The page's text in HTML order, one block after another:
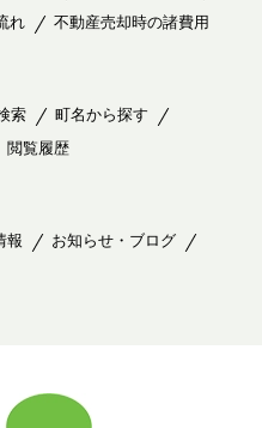
れ 不動産売却時の諸費用
索
町名から探す
閲覧履歴
報
お知らせ・ブログ